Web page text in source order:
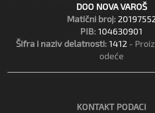
DOO NOVA VAROŠ
Matični broj:
PIB: 104630901
Šifra i naziv delatnosti: 1412 -
odeće
KONTAKT PODACI